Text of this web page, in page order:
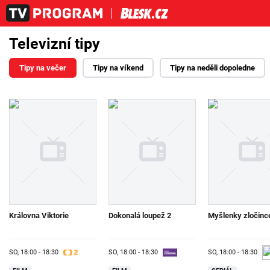
Televizní tipy
Tipy na večer Tipy na víkend Tipy na neděli dopoledne
Královna Viktorie
SO, 18:00 - 18:30
Dokonalá loupež 2
SO, 18:00 - 18:30
Myšlenky
SO, 18:00 - 18:30